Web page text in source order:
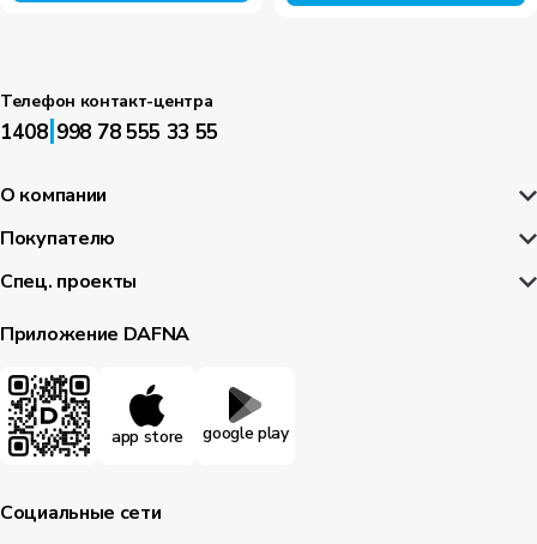
Телефон контакт-центра
1408|998 78 555 33 55
О компании
Покупателю
Спец. проекты
Приложение DAFNA
app store google play
Социальные сети